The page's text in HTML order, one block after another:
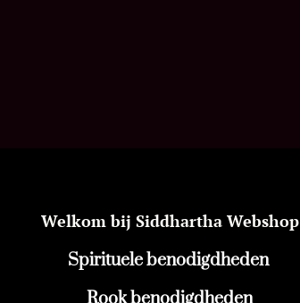
Welkom bij Siddhartha Webshop
Spirituele benodigdheden